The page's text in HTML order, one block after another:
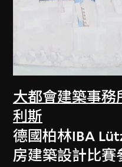
大都會建築事務
利斯
德國柏林IBA
房建築設計比賽